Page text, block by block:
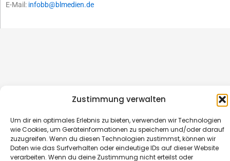
Zustimmung verwalten
Um dir ein optimales Erlebnis zu bieten, verwenden wir Technologien
wie Cookies, um Geräteinformationen zu speichern und/oder darauf
zuzugreifen. Wenn du diesen Technologien zustimmst, können wir
Daten wie das Surfverhalten oder eindeutige IDs auf dieser Website
verarbeiten. Wenn du deine Zustimmung nicht erteilst oder
E-Mail: infobb@blmedien.de
© B&L MedienGesellschaft mbH & Co. KG